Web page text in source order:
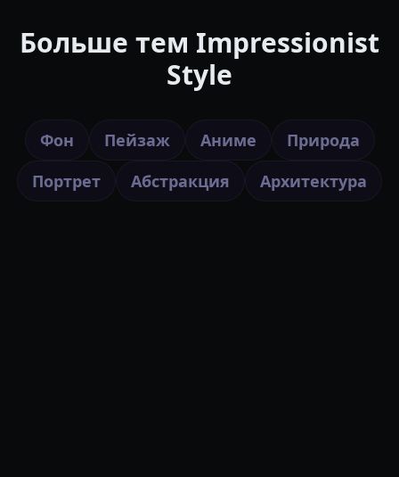
Больше тем Impressionist
Style
Фон Пейзаж Аниме
Природа
Портрет
Абстракция Архитектура